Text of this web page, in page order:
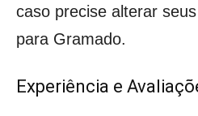
caso precise alterar
para Gramado.
Experiência e